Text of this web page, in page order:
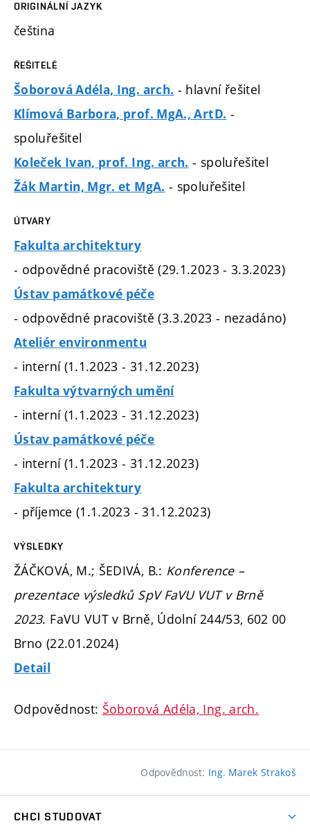
ORIGINÁLNÍ JAZYK
čeština
ŘEŠITELÉ
Šoborová Adéla, Ing. arch. - hlavní řešitel
Klímová Barbora, prof. MgA., ArtD. -
spoluřešitel
Koleček Ivan, prof. Ing. arch. - spoluřešitel
Žák Martin, Mgr. et MgA. - spoluřešitel
ÚTVARY
Fakulta architektury
- odpovědné pracoviště (29.1.2023 - 3.3.2023)
Ústav památkové péče
- odpovědné pracoviště (3.3.2023 - nezadáno)
Ateliér environmentu
- interní (1.1.2023 - 31.12.2023)
Fakulta výtvarných umění
- interní (1.1.2023 - 31.12.2023)
Ústav památkové péče
- interní (1.1.2023 - 31.12.2023)
Fakulta architektury
- příjemce (1.1.2023 - 31.12.2023)
VÝSLEDKY
ŽÁČKOVÁ, M.; ŠEDIVÁ, B.: Konference –
prezentace výsledků SpV FaVU VUT v Brně
2023. FaVU VUT v Brně, Údolní 244/53, 602 00
Brno (22.01.2024)
Detail
Odpovědnost: Šoborová Adéla, Ing. arch.
Odpovědnost: Ing. Marek Strakoš
CHCI STUDOVAT